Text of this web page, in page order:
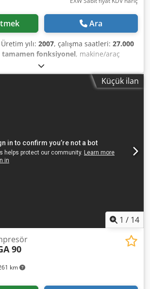
Ara
yılı: 2007, çalışma saatleri: 27.000
tamamen fonksiyonel, makine/araç
, Yağ enjeksiyonlu vidalı hava
soğutmalı kurutucu ile birlikte Atlas
FF, 2007 model, seri numarası
27.000 saat kullanılmış, Atlas Copco
ünitesi ile birlikte Djdpfxozd Avao
dak Motor gücü 15 kW – 20 hp
yükleme fiyata dahildir, Incoterms
Küçük ilan
1 / 14
km
90